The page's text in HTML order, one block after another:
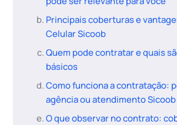
Principais coberturas e
Celular Sicoob
Quem pode contratar e quais
básicos
Como funciona a contratação:
agência ou atendimento Sicoob
O que observar no contrato: